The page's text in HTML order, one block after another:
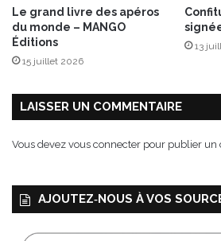
Le grand livre des apéros
du monde – MANGO
Éditions
15 juillet 2026
13
LAISSER UN COMMENTAIRE
Vous devez vous connecter pour publier un
AJOUTEZ‑NOUS À VOS